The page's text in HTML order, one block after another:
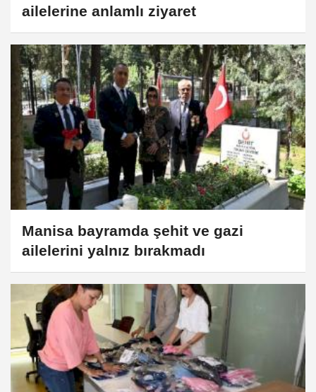
ailelerine anlamlı ziyaret
Manisa bayramda şehit ve gazi
ailelerini yalnız bırakmadı